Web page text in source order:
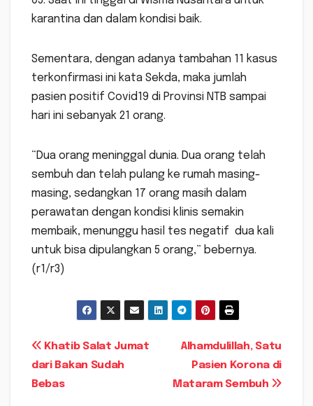
karantina dan dalam kondisi baik.
Sementara, dengan adanya tambahan 11 kasus
terkonfirmasi ini kata Sekda, maka jumlah
pasien positif Covid19 di Provinsi NTB sampai
hari ini sebanyak 21 orang.
“Dua orang meninggal dunia. Dua orang telah
sembuh dan telah pulang ke rumah masing-
masing, sedangkan 17 orang masih dalam
perawatan dengan kondisi klinis semakin
membaik, menunggu hasil tes negatif dua kali
untuk bisa dipulangkan 5 orang,” bebernya.
(r1/r3)
Navigasi
pos
Alhamdulillah, Satu
Pasien Korona di
Mataram Sembuh
Khatib Salat Jumat
dari Bakan Sudah
Bebas